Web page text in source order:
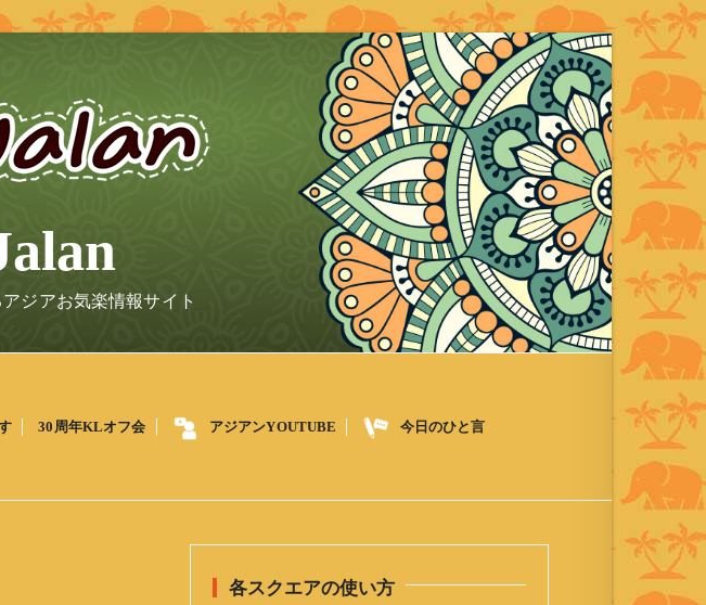
ジアお気楽情報サイト
30周年KLオフ会 アジアンYOUTUBE 今日のひと言
各スクエアの使い方